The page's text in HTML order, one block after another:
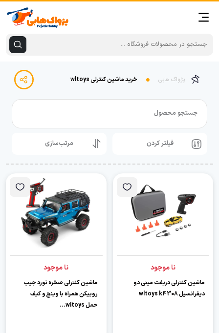
پژواک هابی خرید ماشین کنترلی wltoys
جستجو محصول
فیلتر کردن مرتب‌سازی
نا موجود
ماشین کنترلی دریفت مینی دو
دیفرانسیل wltoys k4308
نا موجود
ماشین کنترلی صخره نورد جیپ
روبیکن همراه با وینچ و کیف
حمل wltoys...